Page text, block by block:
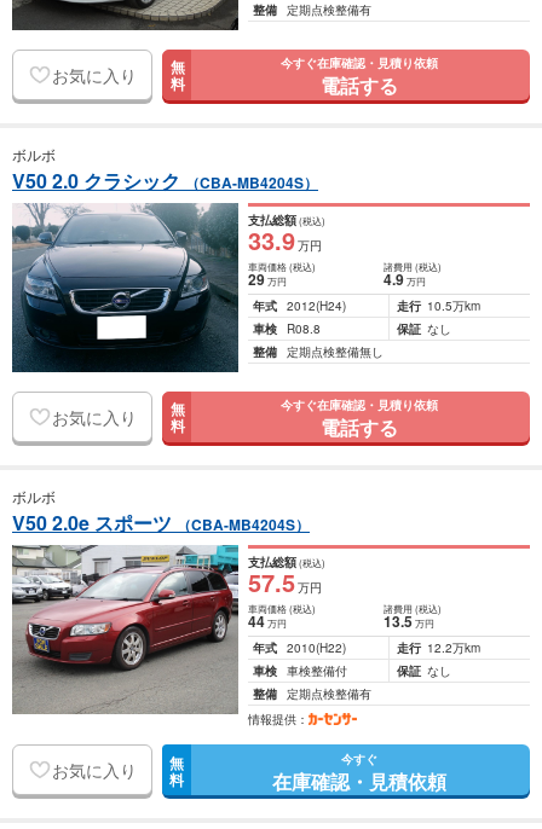
整備 定期点検整備有
お気に入り 無
料
今すぐ在庫確認・見積り依頼
電話する
ボルボ
V50 2.0 クラシック （CBA-MB4204S）
支払総額(税込)
33.9万円
車両価格(税込)
29万円
諸費用 (税込)
4.9 万円
年式 2012(H24) 走行 10.5万km
車検
R08.8 保証 なし
整備 定期点検整備無し
お気に入り 無
料
今すぐ在庫確認・見積り依頼
電話する
ボルボ
V50 2.0e スポーツ （CBA-MB4204S）
支払総額(税込)
57.5万円
車両価格(税込)
44万円
諸費用 (税込)
13.5 万円
年式 2010(H22) 走行 12.2万km
車検 車検整備付 保証 なし
整備 定期点検整備有
情報提供：
お気に入り 無
料
今すぐ
在庫確認・見積依頼